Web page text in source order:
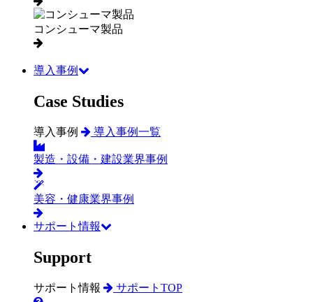
コンシューマ製品
導入事例
Case Studies
導入事例 導入事例一覧
製造・設備・建設業界事例
美容・健康業界事例
サポート情報
Support
サポート情報 サポートTOP